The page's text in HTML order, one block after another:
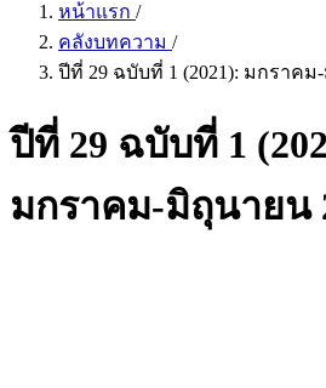
หน้าแรก /
คลังบทความ /
ปีที่ 29 ฉบับที่ 1 (2021): มกราคม
ปีที่ 29 ฉบับที่ 1
มกราคม-มิถุนายน